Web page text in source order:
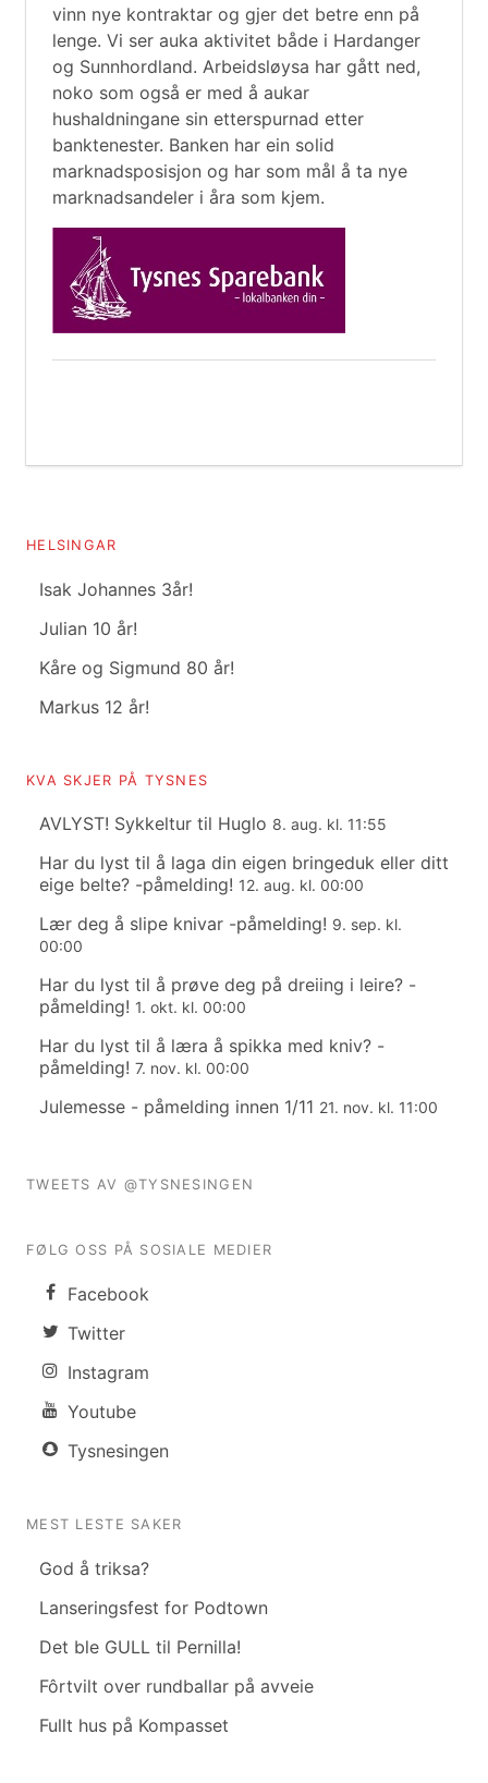
vinn nye kontraktar og gjer det betre enn på
lenge. Vi ser auka aktivitet både i Hardanger
og Sunnhordland. Arbeidsløysa har gått ned,
noko som også er med å aukar
hushaldningane sin etterspurnad etter
banktenester. Banken har ein solid
marknadsposisjon og har som mål å ta nye
marknadsandeler i åra som kjem.
HELSINGAR
Isak Johannes 3år!
Julian 10 år!
Kåre og Sigmund 80 år!
Markus 12 år!
KVA SKJER PÅ TYSNES
AVLYST! Sykkeltur til Huglo 8. aug. kl. 11:55
Har du lyst til å laga din eigen bringeduk eller ditt
eige belte? -påmelding! 12. aug. kl. 00:00
Lær deg å slipe knivar -påmelding! 9. sep. kl.
00:00
Har du lyst til å prøve deg på dreiing i leire? -
påmelding! 1. okt. kl. 00:00
Har du lyst til å læra å spikka med kniv? -
påmelding! 7. nov. kl. 00:00
Julemesse - påmelding innen 1/11 21. nov. kl. 11:00
TWEETS AV @TYSNESINGEN
FØLG OSS PÅ SOSIALE MEDIER
Facebook
Twitter
Instagram
Youtube
Tysnesingen
MEST LESTE SAKER
God å triksa?
Lanseringsfest for Podtown
Det ble GULL til Pernilla!
Fôrtvilt over rundballar på avveie
Fullt hus på Kompasset